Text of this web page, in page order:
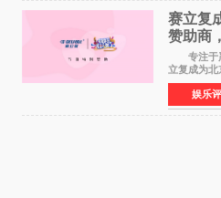
赛立复
赞助商
活力美
专注于严
立复成为北
的特别赞助
都市女性
家庭与自我
娱乐